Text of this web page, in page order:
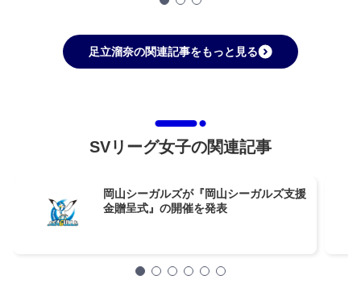
足立溜奈の関連記事をもっと見る
SVリーグ女子の関連記事
岡山シーガルズが『岡山シーガルズ支援
金贈呈式』の開催を発表